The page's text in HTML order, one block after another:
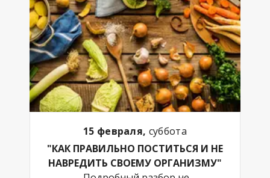
15 февраля, суббота
"КАК ПРАВИЛЬНО ПОСТИТЬСЯ И НЕ
НАВРЕДИТЬ СВОЕМУ ОРГАНИЗМУ"